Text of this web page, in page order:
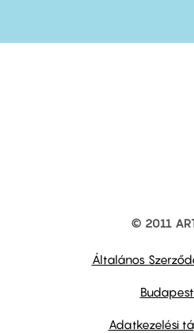
© 2011
Általános
Adatkezelési